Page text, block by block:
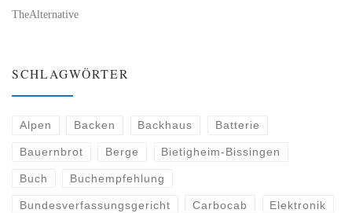
TheAlternative
SCHLAGWÖRTER
Alpen Backen Backhaus Batterie
Bauernbrot Berge Bietigheim-Bissingen
Buch Buchempfehlung
Bundesverfassungsgericht Carbocab Elektronik